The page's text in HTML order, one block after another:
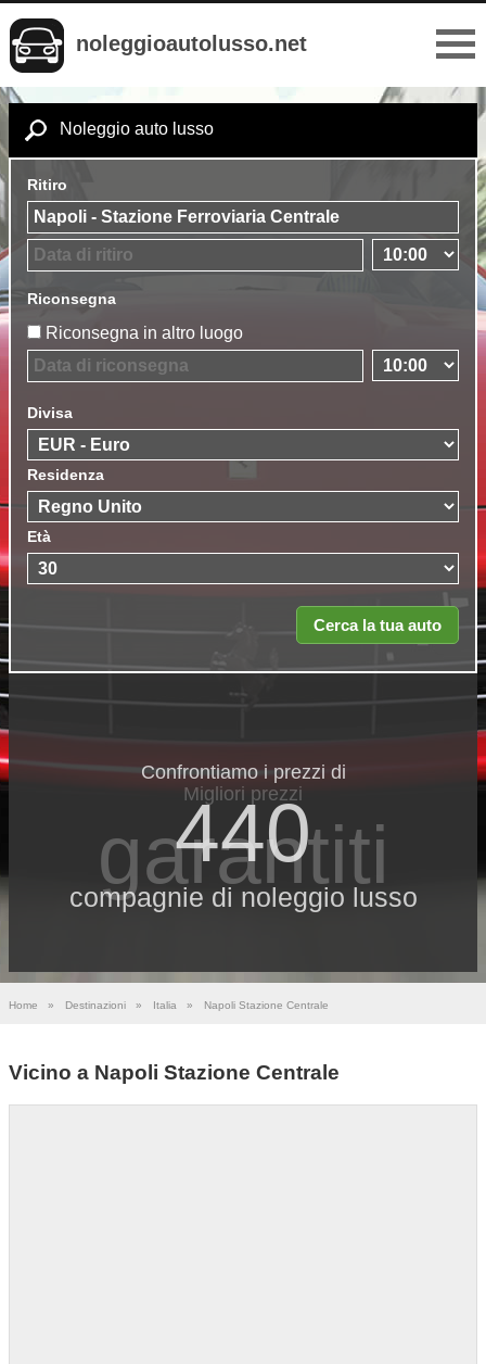
noleggioautolusso.net
Noleggio auto lusso
Ritiro
Riconsegna
Riconsegna in altro luogo
Divisa
Residenza
Età
Confrontiamo i prezzi di
440
compagnie di noleggio lusso
Migliori prezzi
garantiti
Home » Destinazioni » Italia » Napoli Stazione Centrale
Vicino a Napoli Stazione Centrale